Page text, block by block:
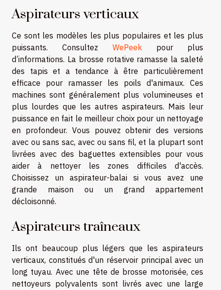
Aspirateurs verticaux
Ce sont les modèles les plus populaires et les plus
puissants. Consultez WePeek pour plus
d’informations. La brosse rotative ramasse la saleté
des tapis et a tendance à être particulièrement
efficace pour ramasser les poils d'animaux. Ces
machines sont généralement plus volumineuses et
plus lourdes que les autres aspirateurs. Mais leur
puissance en fait le meilleur choix pour un nettoyage
en profondeur. Vous pouvez obtenir des versions
avec ou sans sac, avec ou sans fil, et la plupart sont
livrées avec des baguettes extensibles pour vous
aider à nettoyer les zones difficiles d'accès.
Choisissez un aspirateur-balai si vous avez une
grande maison ou un grand appartement
décloisonné.
Aspirateurs traîneaux
Ils ont beaucoup plus légers que les aspirateurs
verticaux, constitués d'un réservoir principal avec un
long tuyau. Avec une tête de brosse motorisée, ces
nettoyeurs polyvalents sont livrés avec une large